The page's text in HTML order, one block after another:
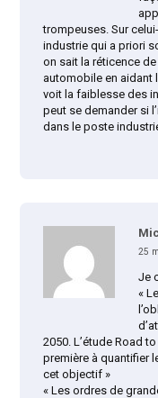
trompeuses. Sur
industrie qui a priori
on sait la réticence
automobile en aidant
voit la faiblesse des
peut se demander si
dans le poste
25
Je
«
2050. L’étude Road
première à quantifier
cet objectif »
« Les ordres de